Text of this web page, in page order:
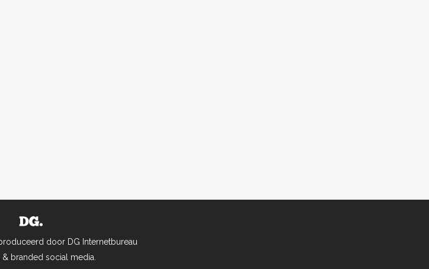
door DG Internetbureau
branded social media.